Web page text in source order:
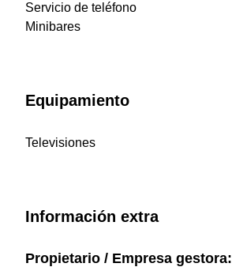
Servicio de teléfono
Minibares
Equipamiento
Televisiones
Información extra
Propietario / Empresa gestora: